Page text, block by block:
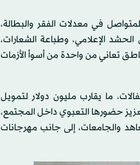
في معدلات الفقر والبطالة،
الإعلامي، وطباعة الشعارات،
تعاني من واحدة من أسوأ الأزمات
ما يقارب مليون دولار لتمويل
حضورها التعبوي داخل المجتمع،
والجامعات، إلى جانب مهرجانات